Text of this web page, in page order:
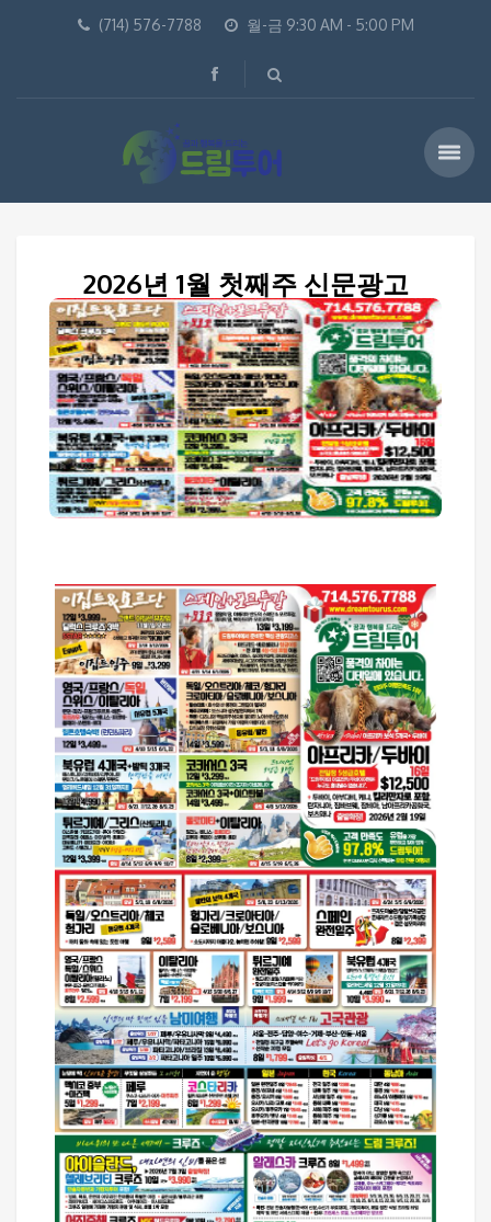
(714) 576-7788 월-금 9:30 AM - 5:00 PM
2026년 1월 첫째주 신문광고